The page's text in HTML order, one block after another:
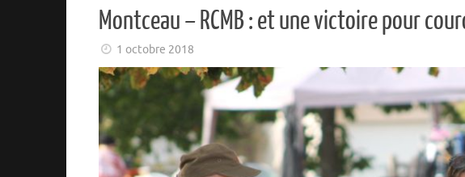
Montceau – RCMB : et une victoire pour
1 octobre 2018